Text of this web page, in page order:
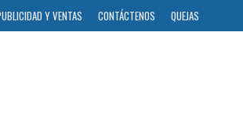
Y VENTAS CONTÁCTENOS QUEJAS